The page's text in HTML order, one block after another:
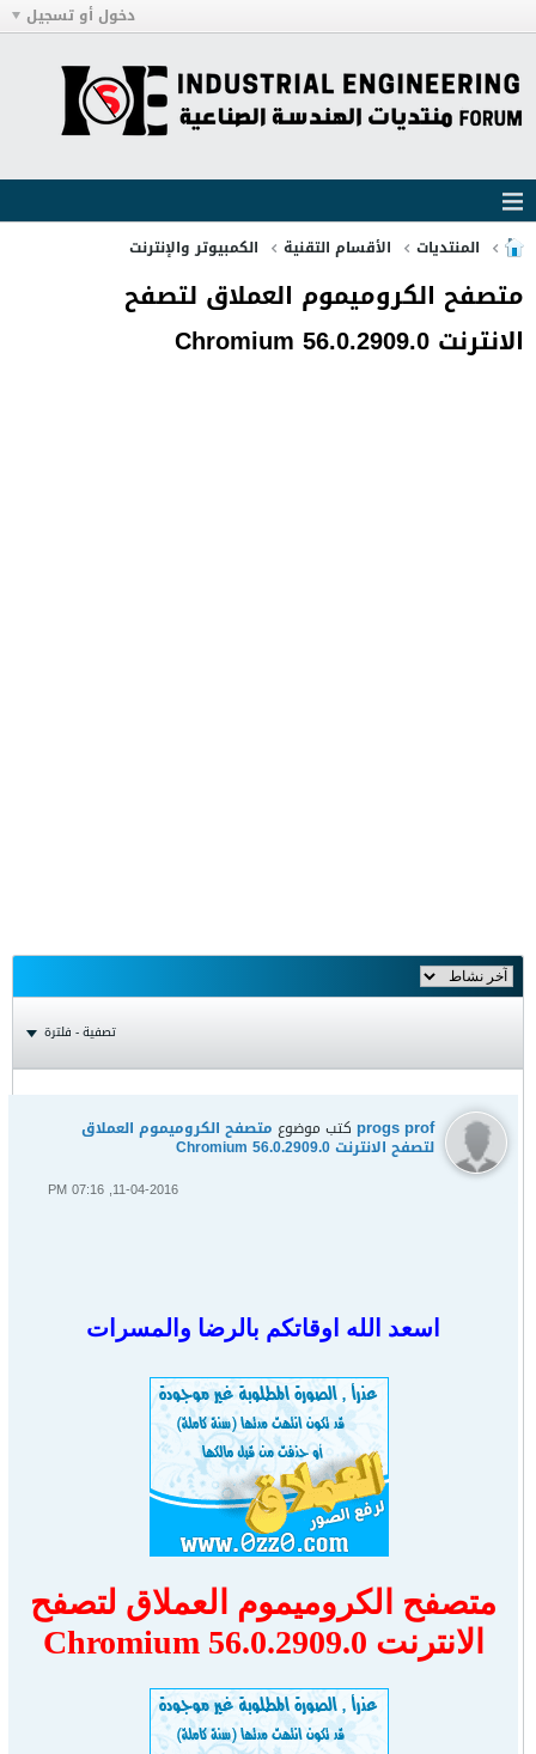
دخول أو تسجيل
المنتديات الأقسام التقنية الكمبيوتر والإنترنت
متصفح الكروميموم العملاق لتصفح
الانترنت Chromium 56.0.2909.0
تصفية - فلترة
progs prof كتب موضوع متصفح الكروميموم العملاق
لتصفح الانترنت Chromium 56.0.2909.0
11-04-2016, 07:16 PM
اسعد الله اوقاتكم بالرضا والمسرات
متصفح الكروميموم العملاق لتصفح
الانترنت Chromium 56.0.2909.0